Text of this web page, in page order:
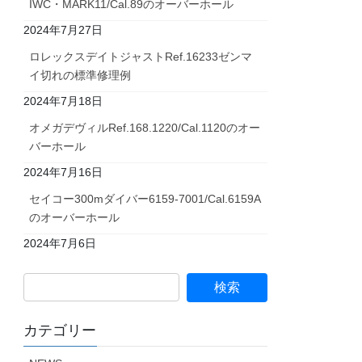
IWC・MARK11/Cal.89のオーバーホール
2024年7月27日
ロレックスデイトジャストRef.16233ゼンマ
イ切れの標準修理例
2024年7月18日
オメガデヴィルRef.168.1220/Cal.1120のオー
バーホール
2024年7月16日
セイコー300mダイバー6159-7001/Cal.6159A
のオーバーホール
2024年7月6日
カテゴリー